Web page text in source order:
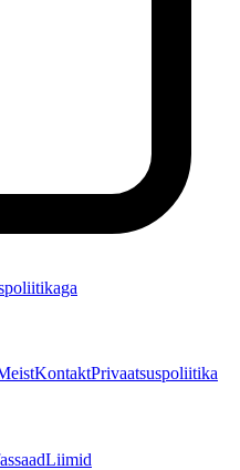
KontaktPrivaatsuspoliitika
Liimid